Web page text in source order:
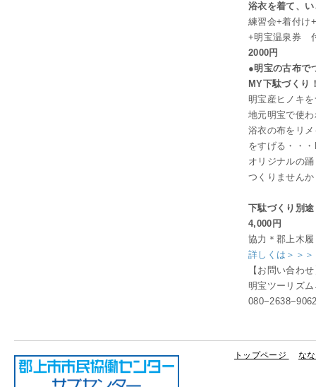
浴衣を着て、
練習会+着付け
+明宝温泉券
2000円
●明宝の古布で
MY下駄づくり
明宝産ヒノキ
地元明宝で使
浴衣の布をリ
をすげる・・
オリジナルの
つくりませんか
下駄づくり別途
4,000円
協力＊郡上木
詳しくは＞＞＞
【お問い合わ
明宝ツーリズ
トップページ な